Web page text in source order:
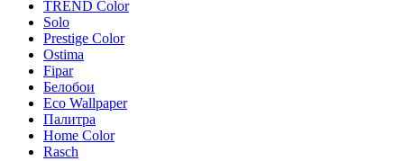
TREND Color
Solo
Prestige Color
Ostima
Fipar
Белобои
Eco Wallpaper
Палитра
Home Color
Rasch